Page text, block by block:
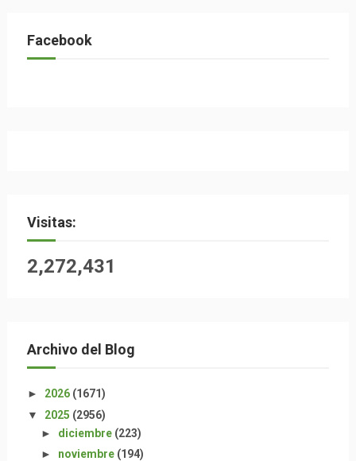
Facebook
Visitas:
2,272,431
Archivo del Blog
► 2026 (1671)
▼ 2025 (2956)
► diciembre (223)
► noviembre (194)